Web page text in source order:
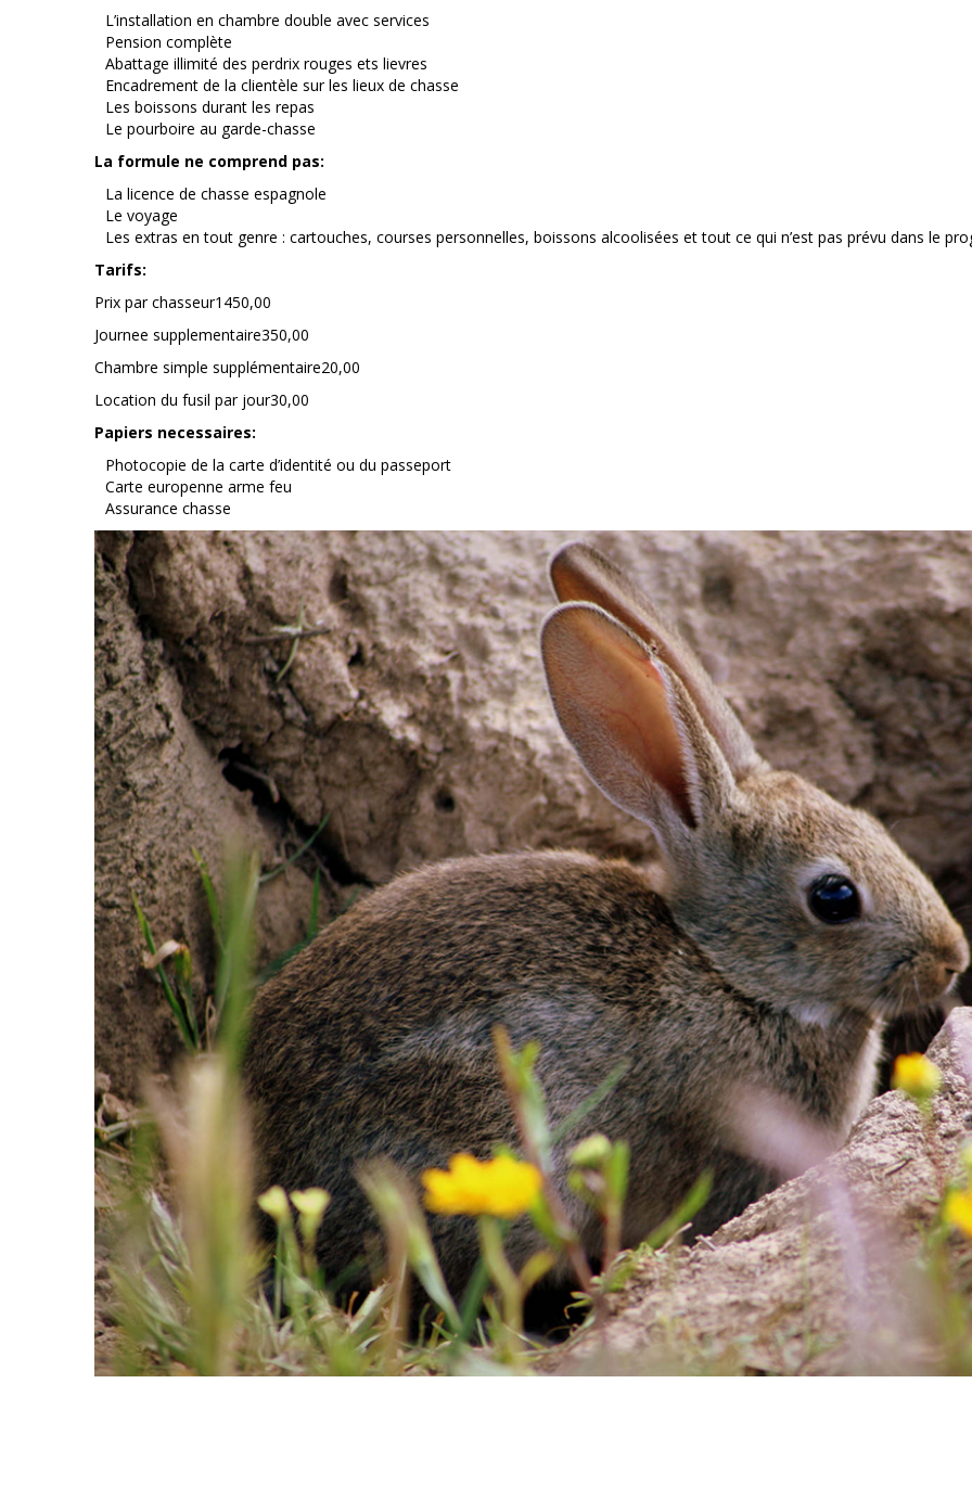
L’installation en chambre double avec services
Pension complète
Abattage illimité des perdrix rouges ets lievres
Encadrement de la clientèle sur les lieux de chasse
Les boissons durant les repas
Le pourboire au garde-chasse
La formule ne comprend pas:
La licence de chasse espagnole
Le voyage
Les extras en tout genre : cartouches, courses personnelles, boissons alcoolisées et tout ce qui n’est pas prévu dans le
Tarifs:
Prix par chasseur1450,00
Journee supplementaire350,00
Chambre simple supplémentaire20,00
Location du fusil par jour30,00
Papiers necessaires:
Photocopie de la carte d’identité ou du passeport
Carte europenne arme feu
Assurance chasse